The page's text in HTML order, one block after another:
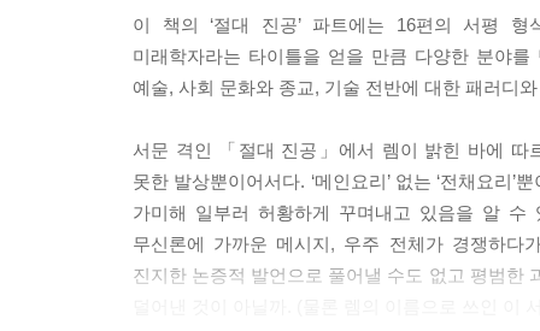
이 책의 ‘절대 진공’ 파트에는 16편의 서평
미래학자라는 타이틀을 얻을 만큼 다양한 분야
예술, 사회 문화와 종교, 기술 전반에 대한 패러디
서문 격인 「절대 진공」에서 렘이 밝힌 바에 따
못한 발상뿐이어서다. ‘메인요리’ 없는 ‘전채요리
가미해 일부러 허황하게 꾸며내고 있음을 알
무신론에 가까운 메시지, 우주 전체가 경쟁하다
진지한 논증적 발언으로 풀어낼 수도 없고 평범한